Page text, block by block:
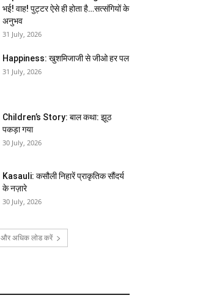
भई! वाह! पुट्टर ऐसे ही होता है…सत्संगियों के
अनुभव
31 July, 2026
Happiness: खुशमिजाजी से जीओ हर पल
31 July, 2026
Children’s Story: बाल कथा: झूठ
पकड़ा गया
30 July, 2026
Kasauli: कसौली निहारें प्राकृतिक सौंदर्य
के नज़ारे
30 July, 2026
और अधिक लोड करें